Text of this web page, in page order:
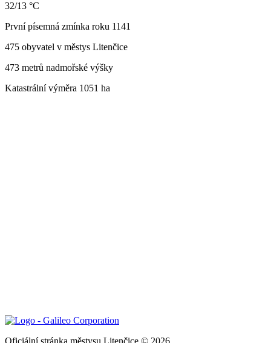
32/13 °C
První písemná zmínka roku 1141
475 obyvatel v městys Litenčice
473 metrů nadmořské výšky
Katastrální výměra 1051 ha
Oficiální stránka městysu Litenčice © 2026